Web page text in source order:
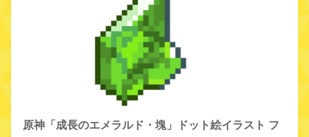
原神「成長のエメラルド・塊」ドット絵イラスト フ